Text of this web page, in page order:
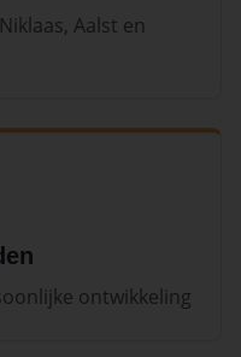
Aalst en
ontwikkeling